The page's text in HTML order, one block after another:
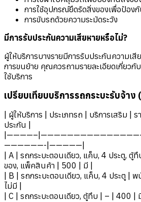
การใช้อุปกรณ์ยึดรัดสิ่งของเพื่อป้อง
การขับรถด้วยความระมัดระวัง
มีการรับประกันความเสียหายหรือไม่?
ผู้ให้บริการบางรายมีการรับประกันความเสี
การขนย้าย คุณควรถามรายละเอียดเกี่ยวกั
ใช้บริการ
เปรียบเทียบบริการรถกระบะรับจ้าง
| ผู้ให้บริการ | ประเภทรถ | บริการเสริม |
ประกัน |
——————-|—————|
| A | รถกระบะตอนเดียว, แค็บ, 4 ประตู,
ของ, แพ็คสินค้า | 500 | มี |
| B | รถกระบะตอนเดียว, แค็บ, 4 ประตู |
ไม่มี |
| C | รถกระบะตอนเดียว, ตู้ทึบ | – | 400 |